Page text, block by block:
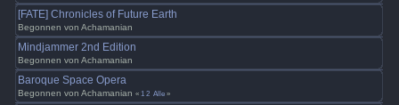
[FATE] Chronicles of Future Earth
Begonnen von Achamanian
Mindjammer 2nd Edition
Begonnen von Achamanian
Baroque Space Opera
Begonnen von Achamanian« 1 2 Alle »